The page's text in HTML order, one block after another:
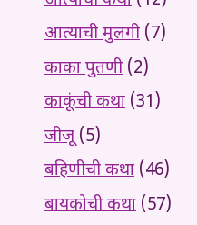
आत्याची मुलगी (7)
काका पुतणी (2)
काकूंची कथा (31)
जीजू(5)
बहिणीची कथा (46)
बायकोची कथा (57)